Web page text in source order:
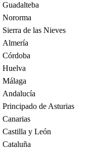
Guadalteba
Nororma
Sierra de las Nieves
Almería
Córdoba
Huelva
Málaga
Andalucía
Principado de Asturias
Canarias
Castilla y León
Cataluña